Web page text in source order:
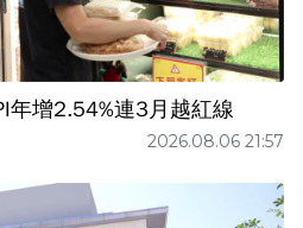
年增2.54%連3月越紅線
2026.08.06 21:57